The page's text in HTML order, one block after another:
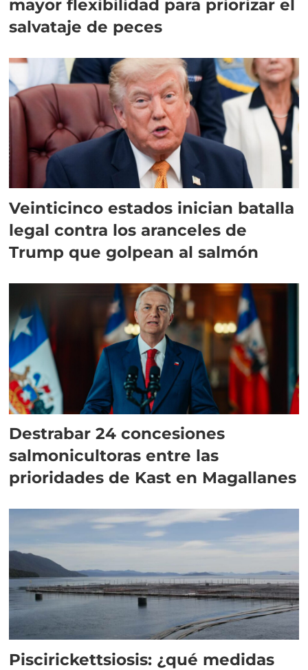
mayor flexibilidad para priorizar el
salvataje de peces
Veinticinco estados inician batalla
legal contra los aranceles de
Trump que golpean al salmón
Destrabar 24 concesiones
salmonicultoras entre las
prioridades de Kast en Magallanes
Piscirickettsiosis: ¿qué medidas